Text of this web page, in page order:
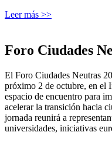
Leer más >>
Foro Ciudades
El Foro Ciudades Neutras
próximo 2 de octubre, en el
espacio de encuentro para
acelerar la transición hacia
jornada reunirá a
universidades, iniciativas